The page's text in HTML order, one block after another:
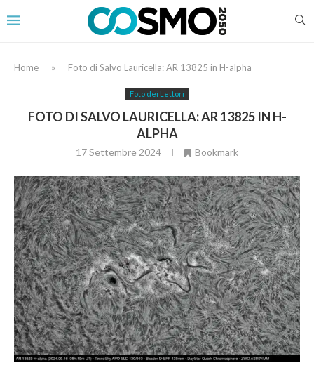
Home » Foto di Salvo Lauricella: AR 13825 in H-alpha
Foto dei Lettori
FOTO DI SALVO LAURICELLA: AR 13825 IN H-
ALPHA
17 Settembre 2024 Bookmark